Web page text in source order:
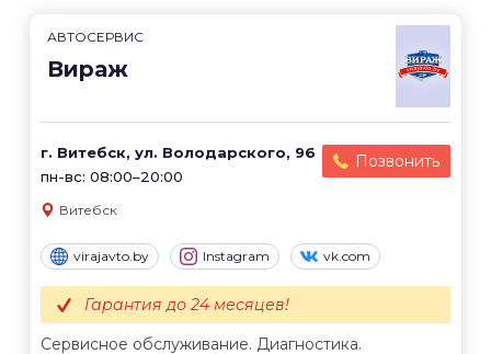
АВТОСЕРВИС
Вираж
г. Витебск, ул. Володарского, 96
пн-вс: 08:00–20:00
Позвонить
Витебск
virajavto.by Instagram vk.com
Сервисное обслуживание. Диагностика.
Гарантия до 24 месяцев!